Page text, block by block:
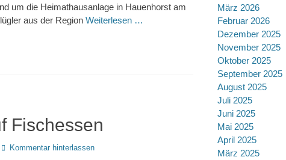
um die Heimathausanlage in Hauenhorst am
aus der Region Weiterlesen …
Fischessen
Kommentar hinterlassen
März 2026
Februar 2026
Dezember 2025
November 2025
Oktober 2025
September 2025
August 2025
Juli 2025
Juni 2025
Mai 2025
April 2025
März 2025